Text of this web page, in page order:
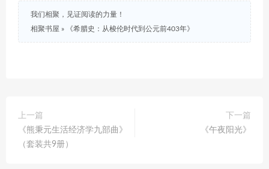
我们相聚，见证阅读的力量！
相聚书屋 » 《希腊史：从梭伦时代到公元前403年》
上一篇
《熊秉元生活经济学九部曲》
（套装共9册）
下一篇
《午夜阳光》